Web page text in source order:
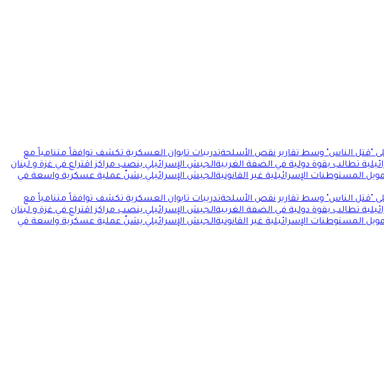
"قتل الناس" وسط تقارير نقص الأسلحةتدريبات تايوان العسكرية تكشف توافقاً متنامياً مع
تطالب بقوة دولية في الضفة الغربيةالجيش الإسرائيلي ينصب مراكز اقتراع في غزة و لبنان
المستوطنات الإسرائيلية غير القانونيةالجيش الإسرائيلي يشنّ عملية عسكرية واسعة في
"قتل الناس" وسط تقارير نقص الأسلحةتدريبات تايوان العسكرية تكشف توافقاً متنامياً مع
تطالب بقوة دولية في الضفة الغربيةالجيش الإسرائيلي ينصب مراكز اقتراع في غزة و لبنان
المستوطنات الإسرائيلية غير القانونيةالجيش الإسرائيلي يشنّ عملية عسكرية واسعة في